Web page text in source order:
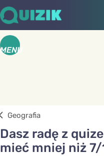
MENU
Geografia
Dasz radę z
mieć mniej niż 7/